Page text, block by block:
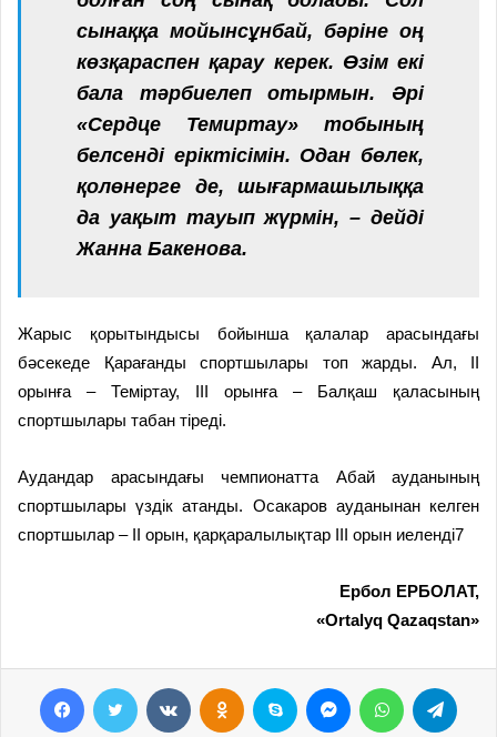
сынаққа мойынсұнбай, бәріне оң
көзқараспен қарау керек. Өзім екі
бала тәрбиелеп отырмын. Әрі
«Сердце Темиртау» тобының
белсенді еріктісімін. Одан бөлек,
қолөнерге де, шығармашылыққа
да уақыт тауып жүрмін, – дейді
Жанна Бакенова.
Жарыс қорытындысы бойынша қалалар арасындағы
бәсекеде Қарағанды спортшылары топ жарды. Ал, ІІ
орынға – Теміртау, ІІІ орынға – Балқаш қаласының
спортшылары табан тіреді.
Аудандар арасындағы чемпионатта Абай ауданының
спортшылары үздік атанды. Осакаров ауданынан келген
спортшылар – ІІ орын, қарқаралылықтар ІІІ орын иеленді7
Ербол ЕРБОЛАТ,
«Ortalyq Qazaqstan»